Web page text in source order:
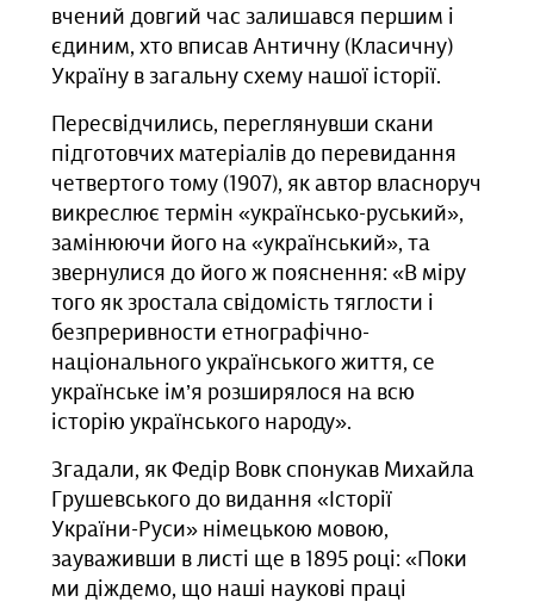
вчений довгий час залишався першим і
єдиним, хто вписав Античну (Класичну)
Україну в загальну схему нашої історії.
Пересвідчились, переглянувши скани
підготовчих матеріалів до перевидання
четвертого тому (1907), як автор власноруч
викреслює термін «українсько-руський»,
замінюючи його на «український», та
звернулися до його ж пояснення: «В міру
того як зростала свідомість тяглости і
безпреривности етнографічно-
національного українського життя, се
українське ім’я розширялося на всю
історію українського народу».
Згадали, як Федір Вовк спонукав Михайла
Грушевського до видання «Історії
України-Руси» німецькою мовою,
зауваживши в листі ще в 1895 році: «Поки
ми діждемо, що наші наукові праці